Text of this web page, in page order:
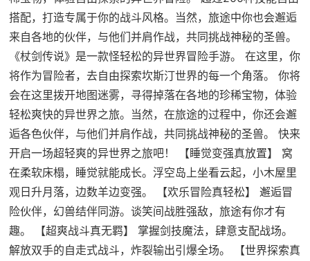
搭配，打造专属于你的战斗风格。当然，旅途中你也会邂逅
来自各地的伙伴，与他们并肩作战，共同挑战神秘的圣兽。
《杖剑传说》是一款怪轻松的异世界冒险手游。 在这里，你
将作为冒险者，去自由探索坎斯汀世界的每一个角落。 你将
会在这里拨开地图迷雾，寻得掉落在各地的珍稀宝物，体验
轻松爽快的异世界之旅。当然，在旅途的过程中，你还会邂
逅各色伙伴，与他们并肩作战，共同挑战神秘的圣兽。 快来
开启一场超轻爽的异世界之旅吧！ 【睡觉变强真放置】 窝
在柔软床榻，睡觉就能成长。浮空岛上坐看云起，小木屋里
观日升月落，边数羊边变强。 【欢乐冒险真轻松】 邂逅冒
险伙伴，幻兽结伴同游。谈笑间战胜强敌，旅途有你才有
趣。 【超爽战斗真无羁】 掌握剑技魔法，肆意支配战场。
解放双手的自走式战斗，炸裂输出引爆全场。 【世界探索真